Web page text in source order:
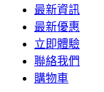
最新資訊
最新優惠
立即體驗
聯絡我們
購物車